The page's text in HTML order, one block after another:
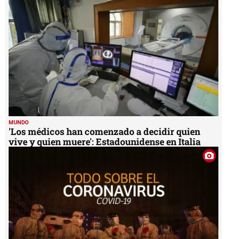
MUNDO
'Los médicos han comenzado a decidir quien
vive y quien muere': Estadounidense en Italia